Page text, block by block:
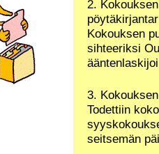
2.
Kokouksen
sihteeriksi
3.
Todettiin
seitsemän